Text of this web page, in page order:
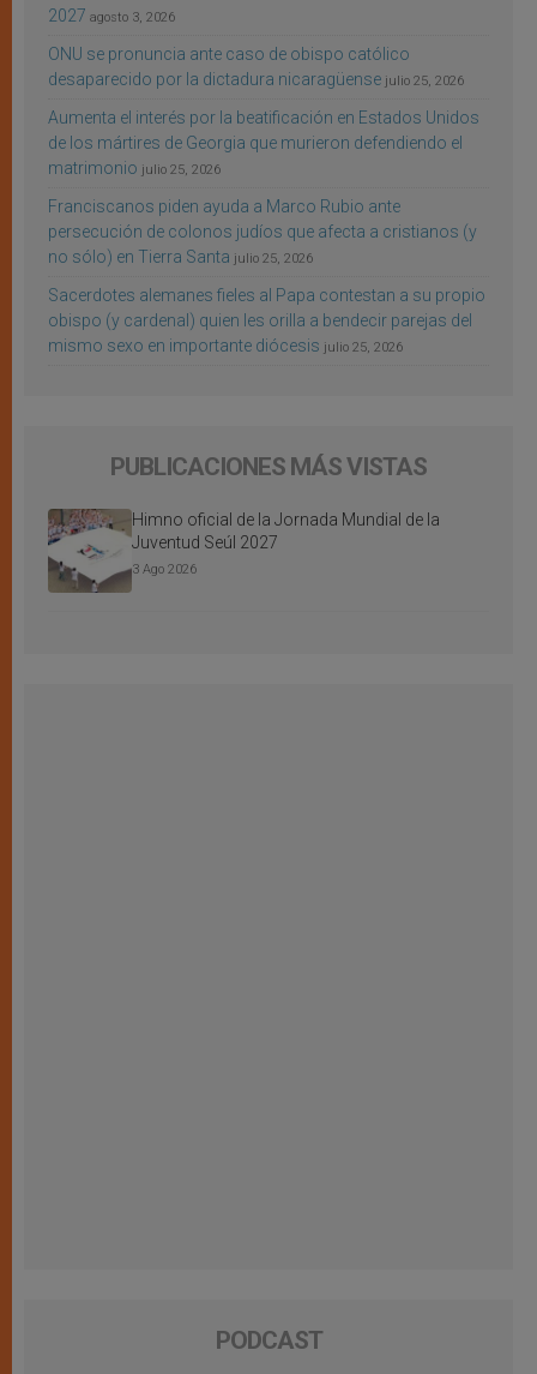
2027 agosto 3, 2026
ONU se pronuncia ante caso de obispo católico
desaparecido por la dictadura nicaragüense julio 25, 2026
Aumenta el interés por la beatificación en Estados Unidos
de los mártires de Georgia que murieron defendiendo el
matrimonio julio 25, 2026
Franciscanos piden ayuda a Marco Rubio ante
persecución de colonos judíos que afecta a cristianos (y
no sólo) en Tierra Santa julio 25, 2026
Sacerdotes alemanes fieles al Papa contestan a su propio
obispo (y cardenal) quien les orilla a bendecir parejas del
mismo sexo en importante diócesis julio 25, 2026
PUBLICACIONES MÁS VISTAS
Himno oficial de la Jornada Mundial de la
Juventud Seúl 2027
3 Ago 2026
PODCAST